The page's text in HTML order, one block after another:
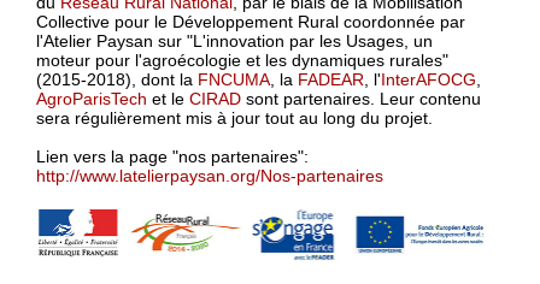
Collective pour le Développement Rural coordonnée par
l'Atelier Paysan sur "L'innovation par les Usages, un
moteur pour l'agroécologie et les dynamiques rurales"
(2015-2018), dont la FNCUMA, la FADEAR, l'InterAFOCG,
AgroParisTech et le CIRAD sont partenaires. Leur contenu
sera régulièrement mis à jour tout au long du projet.
Lien vers la page "nos partenaires":
http://www.latelierpaysan.org/Nos-partenaires